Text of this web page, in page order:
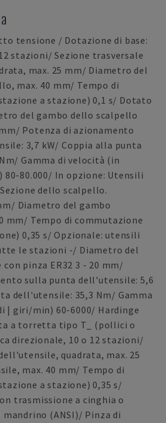
tensione / Dotazione di base:
stazioni/ Sezione trasversale
max. 25 mm/ Diametro del
max. 40 mm/ Tempo di
a stazione) 0,1 s/ Dotato
del gambo dello scalpello
Potenza di azionamento
3,7 kW/ Coppia alla punta
Gamma di velocità (in
80-80.000/ In opzione: Utensili
dello scalpello.
Diametro del gambo
mm/ Tempo di commutazione
0,35 s/ Opzionale: utensili
le stazioni -/ Diametro del
pinza ER32 3 - 20 mm/
sulla punta dell'utensile: 5,6
dell'utensile: 35,3 Nm/ Gamma
| giri/min) 60-6000/ Hardinge
a torretta tipo T_ (pollici o
direzionale, 10 o 12 stazioni/
quadrata, max. 25
max. 40 mm/ Tempo di
a stazione) 0,35 s/
trasmissione a cinghia o
(ANSI)/ Pinza di